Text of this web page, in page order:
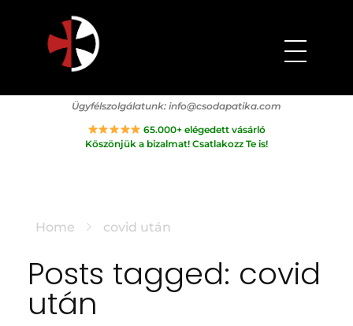
Csodapatika
Természet gyógyereje.
Ügyfélszolgálatunk: info@csodapatika.com
65.000+ elégedett vásárló
Köszönjük a bizalmat! Csatlakozz Te is!
Home covid után
Posts tagged: covid
után